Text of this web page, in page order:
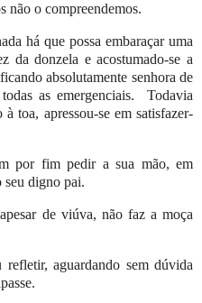
não o compreendemos.
há que possa embaraçar uma
da donzela e acostumado-se a
absolutamente senhora de
as emergenciais.
Todavia
toa, apressou-se em satisfazer-
por fim pedir a sua mão, em
seu digno pai.
de viúva, não faz a moça
aguardando sem dúvida